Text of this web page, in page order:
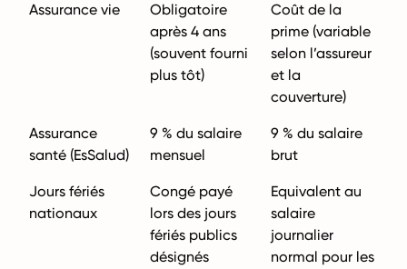
Assurance vie
Obligatoire
après 4 ans
(souvent fourni
plus tôt)
Coût de la
prime (variable
selon l’assureur
et la
couverture)
Assurance
santé (EsSalud)
9 % du salaire
mensuel
9 % du salaire
brut
Jours fériés
nationaux
Congé payé
lors des jours
fériés publics
désignés
Equivalent au
salaire
journalier
normal pour les